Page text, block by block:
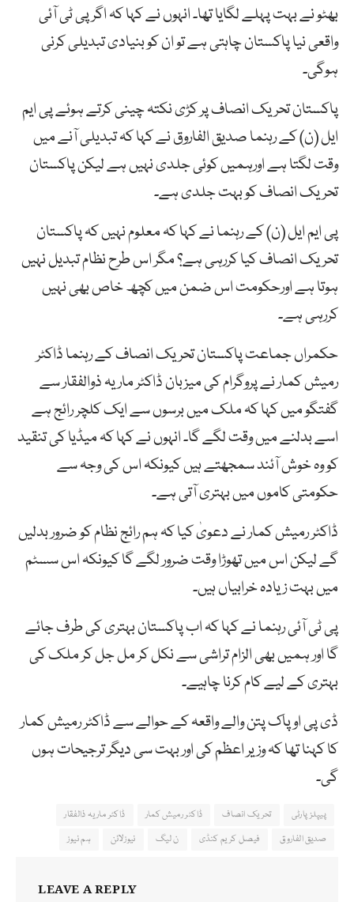
بھٹو نے بہت پہلے لگایا تھا۔ انہوں نے کہا کہ اگر پی ٹی آئی
واقعی نیا پاکستان چاہتی ہے تو ان کو بنیادی تبدیلی کرنی
ہوگی۔
پاکستان تحریک انصاف پر کڑی نکتہ چینی کرتے ہوئے پی ایم
ایل (ن) کے رہنما صدیق الفاروق نے کہا کہ تبدیلی آنے میں
وقت لگتا ہے اورہمیں کوئی جلدی نہیں ہے لیکن پاکستان
تحریک انصاف کو بہت جلدی ہے۔
پی ایم ایل (ن) کے رہنما نے کہا کہ معلوم نہیں کہ پاکستان
تحریک انصاف کیا کررہی ہے؟ مگر اس طرح نظام تبدیل نہیں
ہوتا ہے اورحکومت اس ضمن میں کچھ خاص بھی نہیں
کررہی ہے۔
حکمراں جماعت پاکستان تحریک انصاف کے رہنما ڈاکٹر
رمیش کمار نے پروگرام کی میزبان ڈاکٹر ماریہ ذوالفقار سے
گفتگو میں کہا کہ ملک میں برسوں سے ایک کلچر رائج ہے
اسے بدلنے میں وقت لگے گا۔ انہوں نے کہا کہ میڈیا کی تنقید
کو وہ خوش آئند سمجھتے ہیں کیونکہ اس کی وجہ سے
حکومتی کاموں میں بہتری آتی ہے۔
ڈاکٹر رمیش کمار نے دعویٰ کیا کہ ہم رائج نظام کو ضرور بدلیں
گے لیکن اس میں تھوڑا وقت ضرور لگے گا کیونکہ اس سسٹم
میں بہت زیادہ خرابیاں ہیں۔
پی ٹی آئی رہنما نے کہا کہ اب پاکستان بہتری کی طرف جائے
گا اور ہمیں بھی الزام تراشی سے نکل کر مل جل کر ملک کی
بہتری کے لیے کام کرنا چاہیے۔
ڈی پی او پاک پتن والے واقعہ کے حوالے سے ڈاکٹر رمیش کمار
کا کہنا تھا کہ وزیر اعظم کی اور بہت سی دیگر ترجیحات ہوں
گی۔
پیپلز پارٹی تحریک انصاف ڈاکٹر رمیش کمار
ڈاکٹر ماریہ ذالفقار
صدیق الفاروق
فیصل کریم کنڈی ن لیگ نیوزلائن ہم نیوز
LEAVE A REPLY